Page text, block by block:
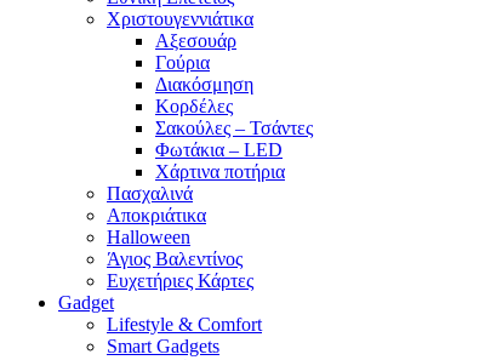
Χριστουγεννιάτικα
Αξεσουάρ
Γούρια
Διακόσμηση
Κορδέλες
Σακούλες – Τσάντες
Φωτάκια – LED
Χάρτινα ποτήρια
Πασχαλινά
Αποκριάτικα
Halloween
Άγιος Βαλεντίνος
Ευχετήριες Κάρτες
Gadget
Lifestyle & Comfort
Smart Gadgets